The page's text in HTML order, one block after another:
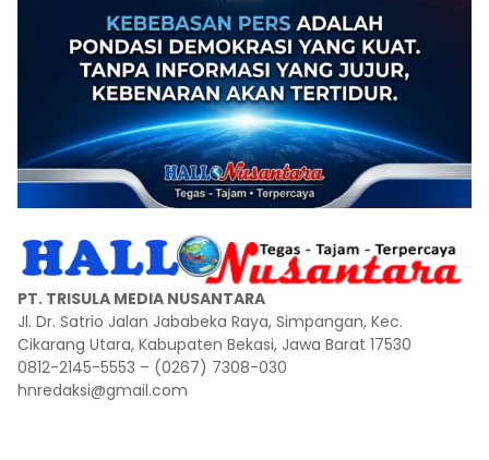
PT. TRISULA MEDIA NUSANTARA
Jl. Dr. Satrio Jalan Jababeka Raya, Simpangan, Kec.
Cikarang Utara, Kabupaten Bekasi, Jawa Barat 17530
0812-2145-5553 – (0267) 7308-030
hnredaksi@gmail.com